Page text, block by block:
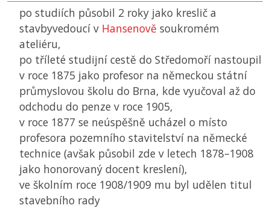
po studiích působil 2 roky jako kreslič a
stavbyvedoucí v Hansenově soukromém
ateliéru,
po tříleté studijní cestě do Středomoří nastoupil
v roce 1875 jako profesor na německou státní
průmyslovou školu do Brna, kde vyučoval až do
odchodu do penze v roce 1905,
v roce 1877 se neúspěšně ucházel o místo
profesora pozemního stavitelství na německé
technice (avšak působil zde v letech 1878–1908
jako honorovaný docent kreslení),
ve školním roce 1908/1909 mu byl udělen titul
stavebního rady